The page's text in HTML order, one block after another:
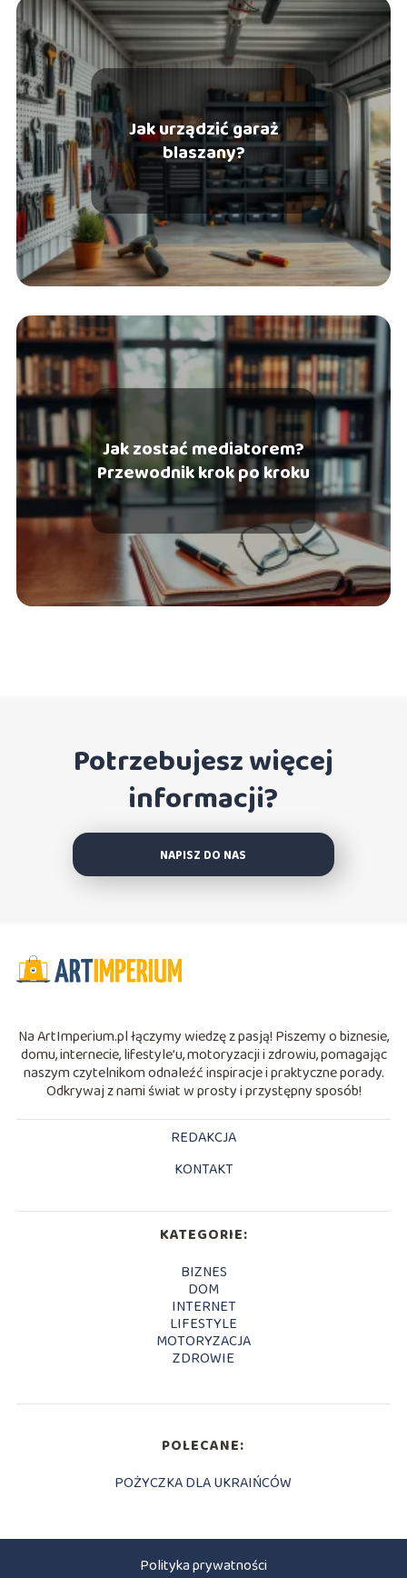
Jak urządzić garaż
blaszany?
Jak zostać mediatorem?
Przewodnik krok po kroku
Potrzebujesz więcej
informacji?
NAPISZ DO NAS
Na ArtImperium.pl łączymy wiedzę z pasją! Piszemy o biznesie,
domu, internecie, lifestyle’u, motoryzacji i zdrowiu, pomagając
naszym czytelnikom odnaleźć inspiracje i praktyczne porady.
Odkrywaj z nami świat w prosty i przystępny sposób!
REDAKCJA
KONTAKT
KATEGORIE:
BIZNES
DOM
INTERNET
LIFESTYLE
MOTORYZACJA
ZDROWIE
POLECANE:
POŻYCZKA DLA UKRAIŃCÓW
Polityka prywatności